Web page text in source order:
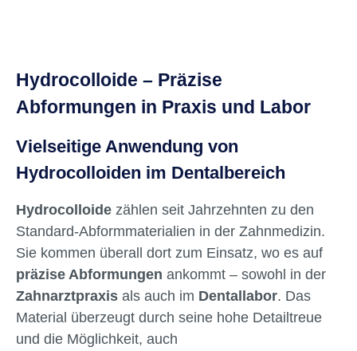
Hydrocolloide – Präzise
Abformungen in Praxis und Labor
Vielseitige Anwendung von
Hydrocolloiden im Dentalbereich
Hydrocolloide zählen seit Jahrzehnten zu den
Standard-Abformmaterialien in der Zahnmedizin.
Sie kommen überall dort zum Einsatz, wo es auf
präzise Abformungen ankommt – sowohl in der
Zahnarztpraxis als auch im Dentallabor. Das
Material überzeugt durch seine hohe Detailtreue
und die Möglichkeit, auch